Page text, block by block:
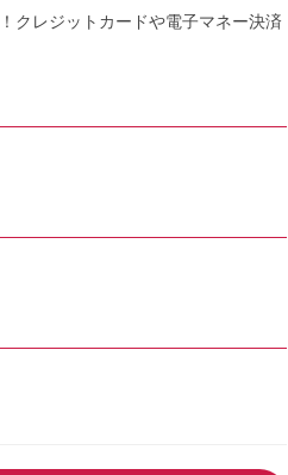
クレジットカードや電子マネー決済